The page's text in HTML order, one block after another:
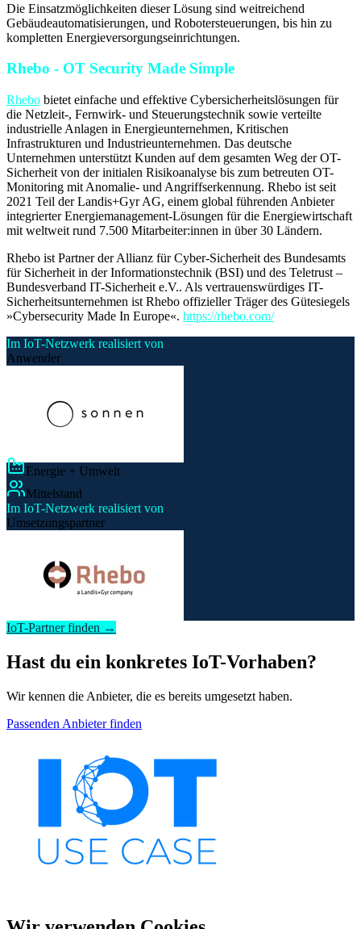
Die Einsatzmöglichkeiten dieser Lösung sind weitreichend
Gebäudeautomatisierungen, und Robotersteuerungen, bis hin zu
kompletten Energieversorgungseinrichtungen.
Rhebo - OT Security Made Simple
Rhebo bietet einfache und effektive Cybersicherheitslösungen für
die Netzleit-, Fernwirk- und Steuerungstechnik sowie verteilte
industrielle Anlagen in Energieunternehmen, Kritischen
Infrastrukturen und Industrieunternehmen. Das deutsche
Unternehmen unterstützt Kunden auf dem gesamten Weg der OT-
Sicherheit von der initialen Risikoanalyse bis zum betreuten OT-
Monitoring mit Anomalie- und Angriffserkennung. Rhebo ist seit
2021 Teil der Landis+Gyr AG, einem global führenden Anbieter
integrierter Energiemanagement-Lösungen für die Energiewirtschaft
mit weltweit rund 7.500 Mitarbeiter:innen in über 30 Ländern.
Rhebo ist Partner der Allianz für Cyber-Sicherheit des Bundesamts
für Sicherheit in der Informationstechnik (BSI) und des Teletrust –
Bundesverband IT-Sicherheit e.V.. Als vertrauenswürdiges IT-
Sicherheitsunternehmen ist Rhebo offizieller Träger des Gütesiegels
»Cybersecurity Made In Europe«. https://rhebo.com/
Im IoT-Netzwerk realisiert von
Anwender
Energie + Umwelt
Mittelstand
Im IoT-Netzwerk realisiert von
Umsetzungspartner
IoT-Partner finden →
Hast du ein konkretes IoT-Vorhaben?
Wir kennen die Anbieter, die es bereits umgesetzt haben.
Passenden Anbieter finden